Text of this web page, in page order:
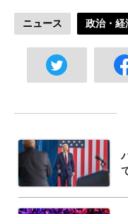
ニュース 政治・経